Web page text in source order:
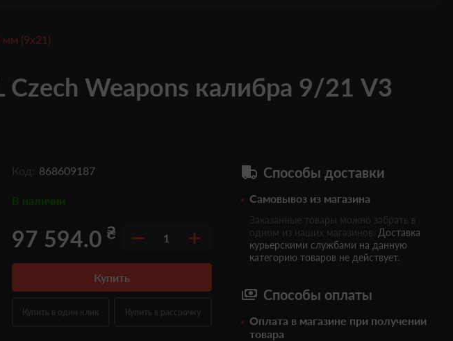
мм (9х21)
Weapons калибра 9/21 V3
Код: 868609187
В наличии
97 594.0 ₴ 1
Купить
Купить в один клик Купить в рассрочку
Способы доставки
Самовывоз из магазина
Заказанные товары можно забрать в
одном из наших магазинов. Доставка
курьерскими службами на данную
категорию товаров не действует.
Способы оплаты
Оплата в магазине при получении
товара